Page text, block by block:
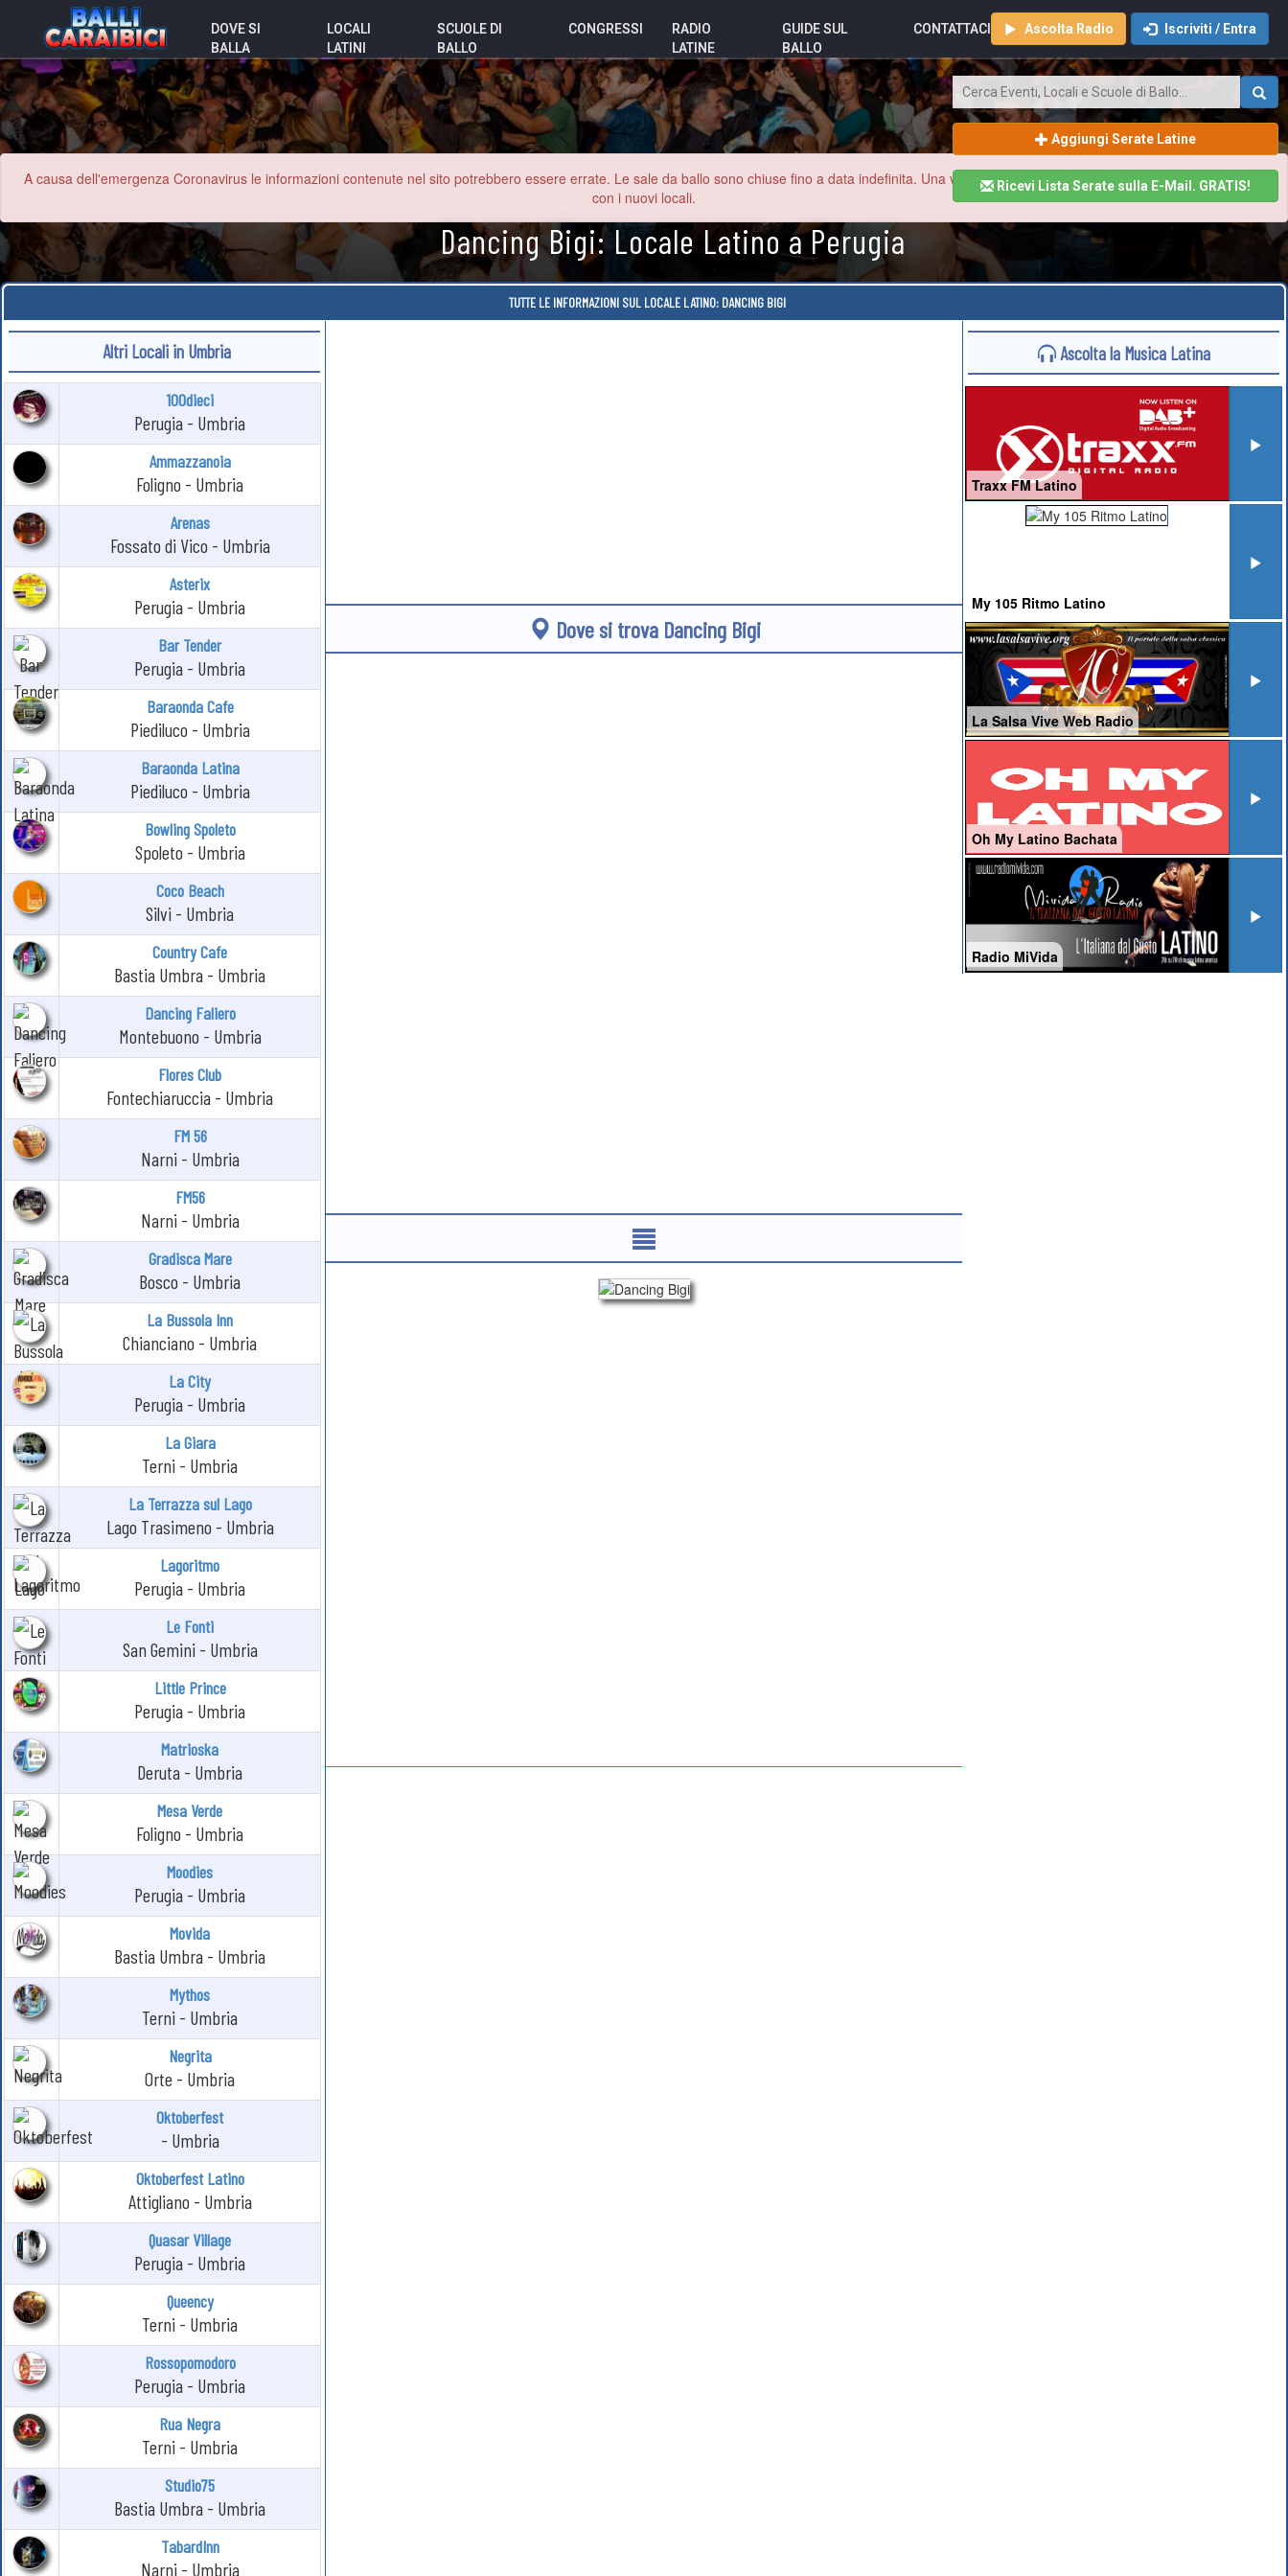
DOVE SI
BALLA
LOCALI
LATINI
SCUOLE DI
BALLO
CONGRESSI
RADIO
LATINE
GUIDE SUL
BALLO
CONTATTACI Ascolta Radio Iscriviti / Entra
A causa dell'emergenza Coronavirus le informazioni contenute nel sito potrebbero essere errate. Le sale da ballo sono chiuse fino a data indefinita. Una volta ristabilita la normalità aggiorneremo tutto il sito
con i nuovi locali.
Dancing Bigi: Locale Latino a Perugia
Aggiungi Serate Latine
Ricevi Lista Serate sulla E-Mail. GRATIS!
TUTTE LE INFORMAZIONI SUL LOCALE LATINO: DANCING BIGI
Altri Locali in Umbria
100dieci
Perugia - Umbria
Ammazzanoia
Foligno - Umbria
Arenas
Fossato di Vico - Umbria
Asterix
Perugia - Umbria
Bar Tender
Perugia - Umbria
Baraonda Cafe
Piediluco - Umbria
Baraonda Latina
Piediluco - Umbria
Bowling Spoleto
Spoleto - Umbria
Coco Beach
Silvi - Umbria
Country Cafe
Bastia Umbra - Umbria
Dancing Faliero
Montebuono - Umbria
Flores Club
Fontechiaruccia - Umbria
FM 56
Narni - Umbria
FM56
Narni - Umbria
Gradisca Mare
Bosco - Umbria
La Bussola Inn
Chianciano - Umbria
La City
Perugia - Umbria
La Giara
Terni - Umbria
La Terrazza sul Lago
Lago Trasimeno - Umbria
Lagoritmo
Perugia - Umbria
Le Fonti
San Gemini - Umbria
Little Prince
Perugia - Umbria
Matrioska
Deruta - Umbria
Mesa Verde
Foligno - Umbria
Moodies
Perugia - Umbria
Movida
Bastia Umbra - Umbria
Mythos
Terni - Umbria
Negrita
Orte - Umbria
Oktoberfest
- Umbria
Oktoberfest Latino
Attigliano - Umbria
Quasar Village
Perugia - Umbria
Queency
Terni - Umbria
Rossopomodoro
Perugia - Umbria
Rua Negra
Terni - Umbria
Studio75
Bastia Umbra - Umbria
TabardInn
Narni - Umbria
Dove si trova Dancing Bigi
Ascolta la Musica Latina
Traxx FM Latino
My 105 Ritmo Latino
La Salsa Vive Web Radio
Oh My Latino Bachata
Radio MiVida